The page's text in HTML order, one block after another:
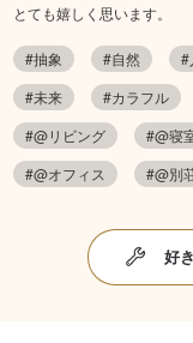
とても嬉しく思います。
#抽象 #自然 #
#未来
#カラフル
#@リビング
#@寝
#@オフィス
#@別
好